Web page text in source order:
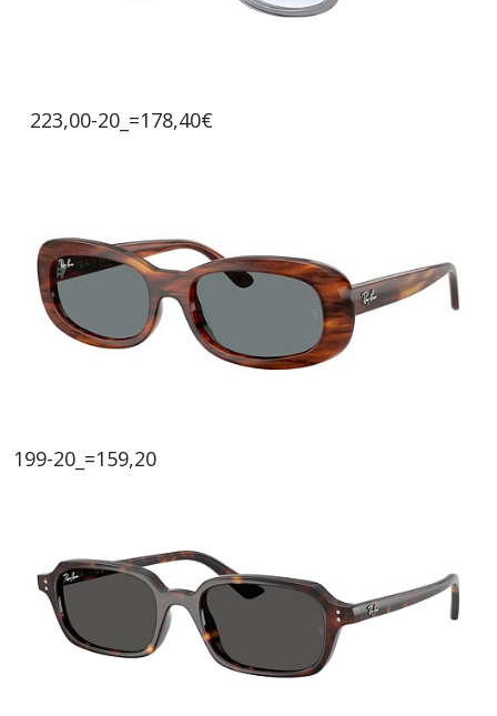
223,00-20_=178,40€
199-20_=159,20